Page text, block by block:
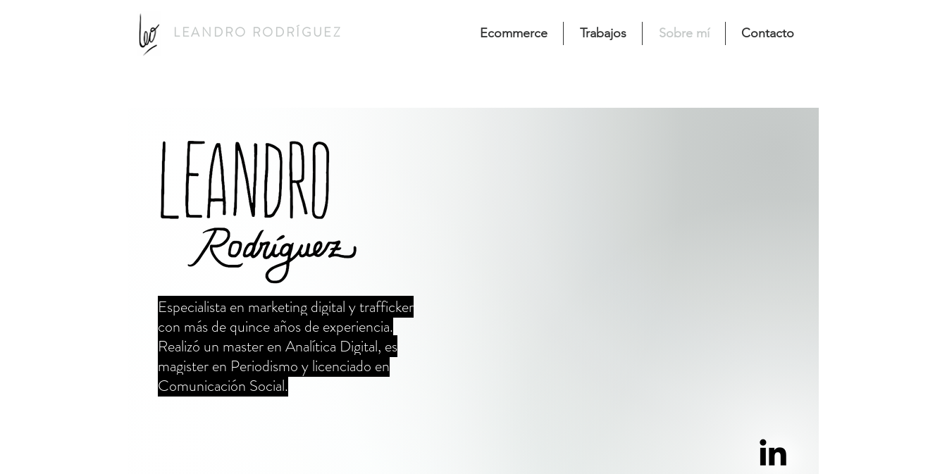
LEANDRO RODRÍGUEZ Ecommerce Trabajos Sobre mí Contacto
Especialista en marketing digital y trafficker
con más de quince años de experiencia.
Realizó un master en Analítica Digital, es
magister en Periodismo y licenciado en
Comunicación Social.